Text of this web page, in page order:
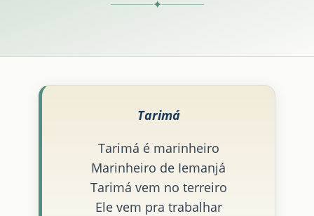
✦
Tarimá
Tarimá é marinheiro
Marinheiro de Iemanjá
Tarimá vem no terreiro
Ele vem pra trabalhar